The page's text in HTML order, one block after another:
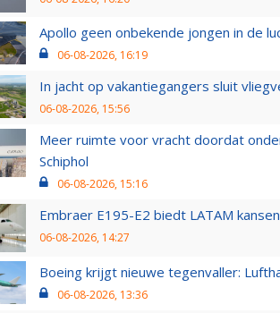
Apollo geen onbekende jongen in de
06-08-2026, 16:19
In jacht op vakantiegangers sluit
06-08-2026, 15:56
Meer ruimte voor vracht doordat
Schiphol
06-08-2026, 15:16
Embraer E195-E2 biedt LATAM
06-08-2026, 14:27
Boeing krijgt nieuwe tegenvaller:
06-08-2026, 13:36